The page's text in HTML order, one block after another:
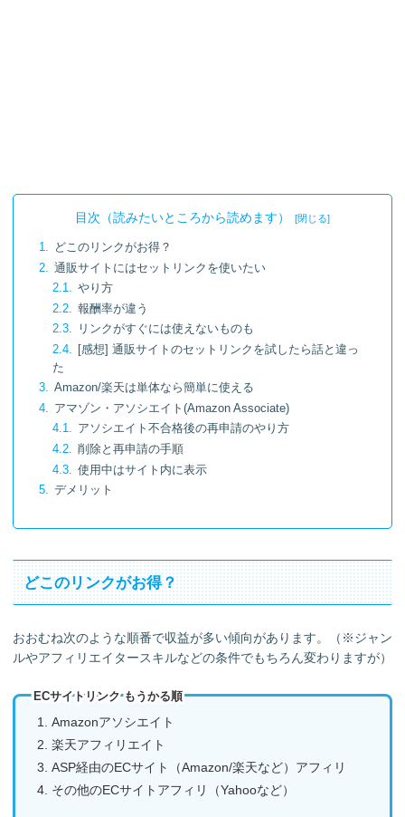
目次（読みたいところから読めます）
どこのリンクがお得？
通販サイトにはセットリンクを使いたい
やり方
報酬率が違う
リンクがすぐには使えないものも
[感想] 通販サイトのセットリンクを試したら話と違っ
た
Amazon/楽天は単体なら簡単に使える
アマゾン・アソシエイト(Amazon Associate)
アソシエイト不合格後の再申請のやり方
削除と再申請の手順
使用中はサイト内に表示
デメリット
どこのリンクがお得？
おおむね次のような順番で収益が多い傾向があります。（※ジャン
ルやアフィリエイタースキルなどの条件でもちろん変わりますが）
ECサイトリンク もうかる順
Amazonアソシエイト
楽天アフィリエイト
ASP経由のECサイト（Amazon/楽天など）アフィリ
その他のECサイトアフィリ（Yahooなど）